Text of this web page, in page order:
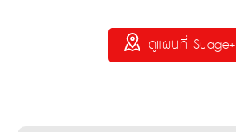
ดูแผนที่ Suage+